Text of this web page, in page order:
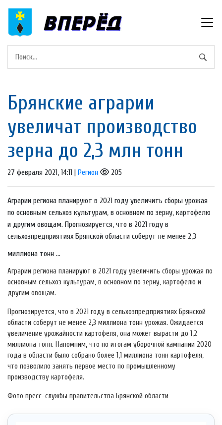
Брянские аграрии
увеличат производство
зерна до 2,3 млн тонн
27 февраля 2021, 14:11 | Регион 205
Аграрии региона планируют в 2021 году увеличить сборы урожая
по основным сельхоз культурам, в основном по зерну, картофелю
и другим овощам. Прогнозируется, что в 2021 году в
сельхозпредприятиях Брянской области соберут не менее 2,3
миллиона тонн ...
Аграрии региона планируют в 2021 году увеличить сборы урожая по
основным сельхоз культурам, в основном по зерну, картофелю и
другим овощам.
Прогнозируется, что в 2021 году в сельхозпредприятиях Брянской
области соберут не менее 2,3 миллиона тонн урожая. Ожидается
увеличение урожайности картофеля, она может вырасти до 1,2
миллиона тонн. Напомним, что по итогам уборочной кампании 2020
года в области было собрано более 1,1 миллиона тонн картофеля,
что позволило занять первое место по промышленному
производству картофеля.
Фото пресс-службы правительства Брянской области